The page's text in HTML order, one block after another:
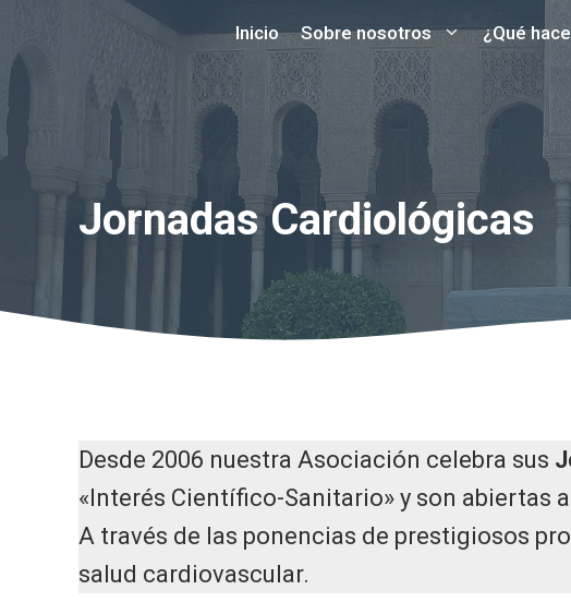
contenido
Inicio Sobre nosotros ¿Qué
Jornadas Cardiológicas
Desde 2006 nuestra Asociación celebra sus
«Interés Científico-Sanitario» y son abiertas
A través de las ponencias de prestigiosos
salud cardiovascular.